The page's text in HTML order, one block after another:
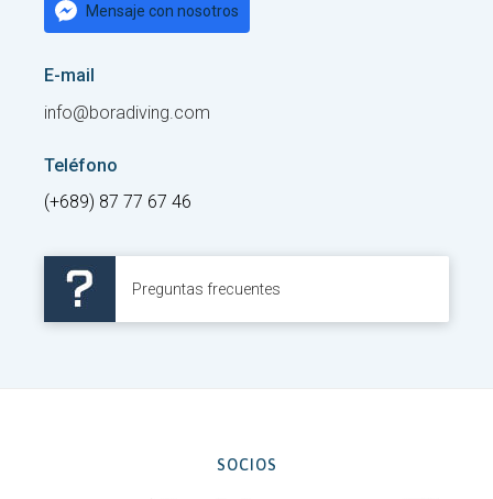
Mensaje con nosotros
E-mail
info@boradiving.com
Teléfono
(+689) 87 77 67 46
Preguntas frecuentes
SOCIOS